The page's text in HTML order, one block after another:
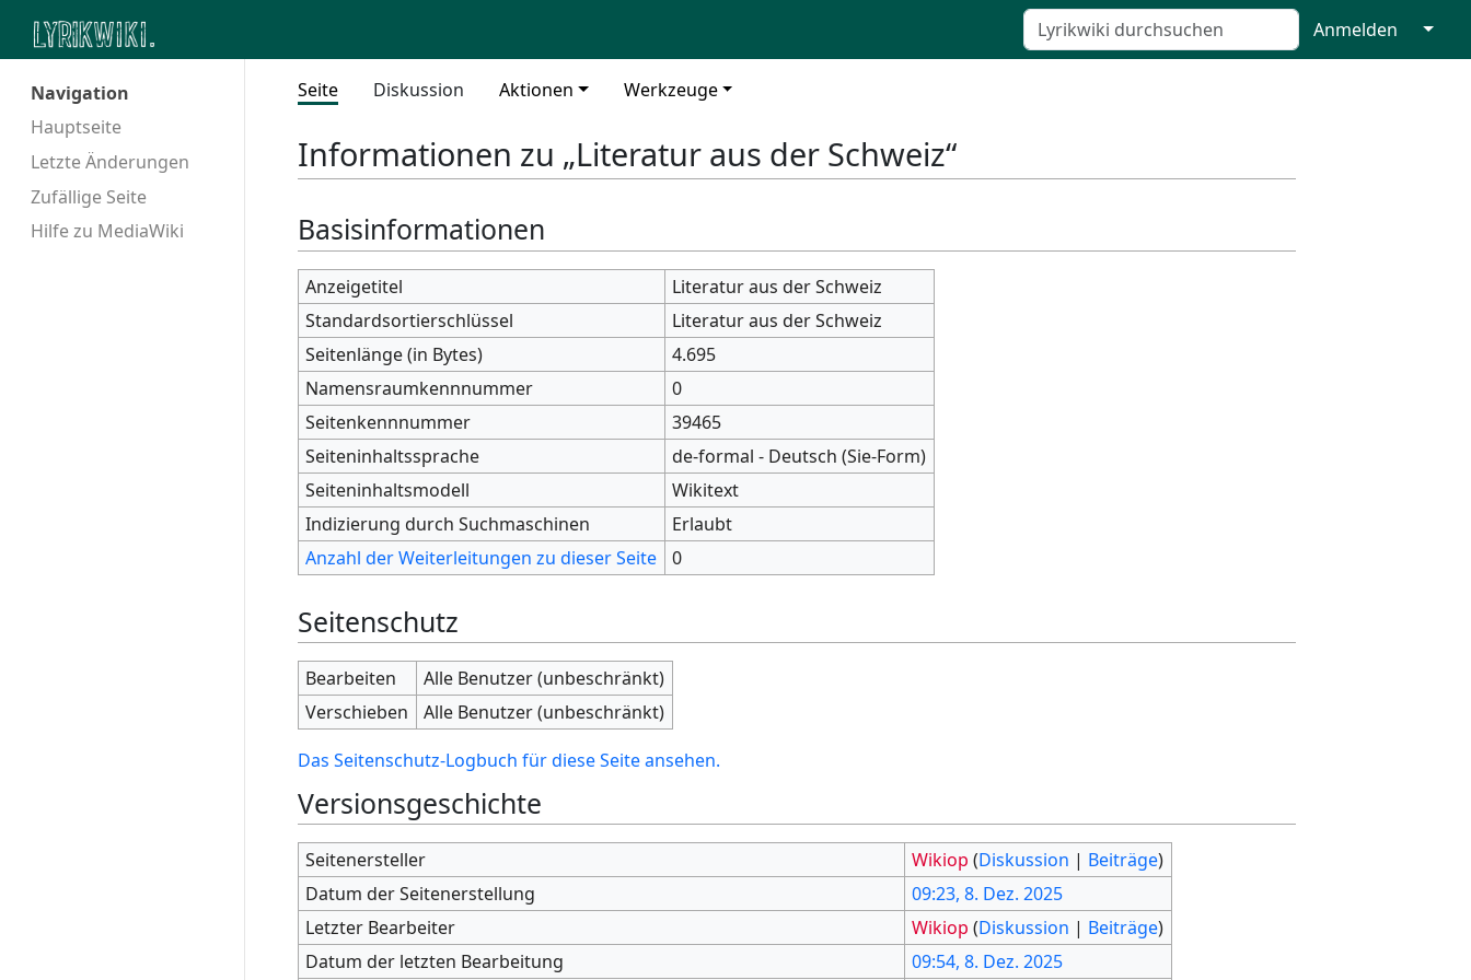
Anmelden ↓
Navigation
Hauptseite
Letzte Änderungen
Zufällige Seite
Hilfe zu MediaWiki
Seite Diskussion Aktionen Werkzeuge
Informationen zu „Literatur aus der Schweiz“
Basisinformationen
Anzeigetitel
Literatur aus der Schweiz
Standardsortierschlüssel
Literatur aus der Schweiz
Seitenlänge (in Bytes)
4.695
Namensraumkennnummer
0
Seitenkennnummer
39465
Seiteninhaltssprache
de-formal - Deutsch (Sie-Form)
Seiteninhaltsmodell
Wikitext
Indizierung durch Suchmaschinen
Erlaubt
Anzahl der Weiterleitungen zu dieser Seite
0
Seitenschutz
Bearbeiten
Alle Benutzer (unbeschränkt)
Verschieben
Alle Benutzer (unbeschränkt)
Das Seitenschutz-Logbuch für diese Seite ansehen.
Versionsgeschichte
Seitenersteller Wikiop (Diskussion | Beiträge)
Datum der Seitenerstellung
09:23, 8. Dez. 2025
Letzter Bearbeiter
Wikiop (Diskussion | Beiträge)
Datum der letzten Bearbeitung
09:54, 8. Dez. 2025